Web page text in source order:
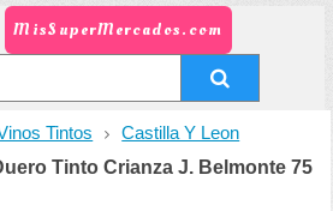
MisSuperMercados.com
Tintos Castilla Y Leon
Tinto Crianza J. Belmonte 75